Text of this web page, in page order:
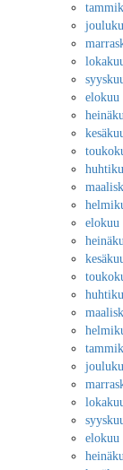
elokuu
elokuu
elokuu